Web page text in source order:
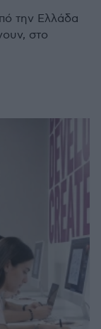
την Ελλάδα
στο